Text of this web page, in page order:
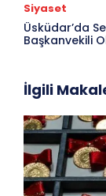
Siyaset
Üsküdar’da
Başkanvekili
İlgili